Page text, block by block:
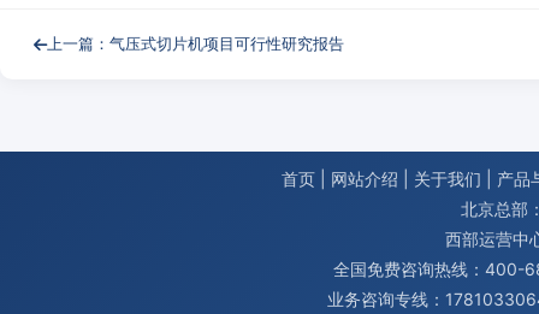
上一篇：气压式切片机项目可行性研究报告
首页 网站介绍 关于我们
产品
北京总部
西部运营中
全国免费咨询热线：400-
业务咨询专线：